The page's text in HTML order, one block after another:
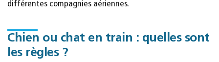
différentes compagnies aériennes.
Chien ou chat en train : quelles sont
les règles ?